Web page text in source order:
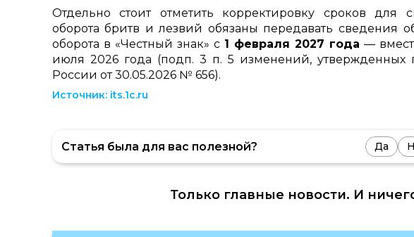
Отдельно стоит отметить корректировку сроков для
оборота бритв и лезвий обязаны передавать сведения
оборота в «Честный знак» с 1 февраля 2027 года —
июля 2026 года (подп. 3 п. 5 изменений, утвержденных
России от 30.05.2026 № 656).
Источник: its.1c.ru
Статья была для вас полезной? Да
Только главные новости. И